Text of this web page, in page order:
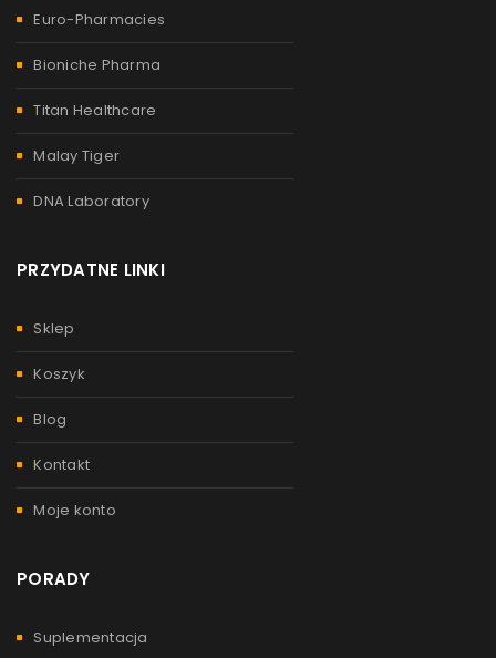
Euro-Pharmacies
Bioniche Pharma
Titan Healthcare
Malay Tiger
DNA Laboratory
PRZYDATNE LINKI
Sklep
Koszyk
Blog
Kontakt
Moje konto
PORADY
Suplementacja